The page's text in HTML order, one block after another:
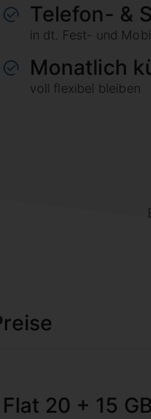
Telefon- &
in dt. Fest- und
Monatlich
voll flexibel bleiben
20 + 15 GB